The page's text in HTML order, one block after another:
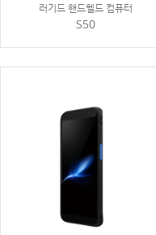
러기드 핸드헬드 컴퓨터
S50